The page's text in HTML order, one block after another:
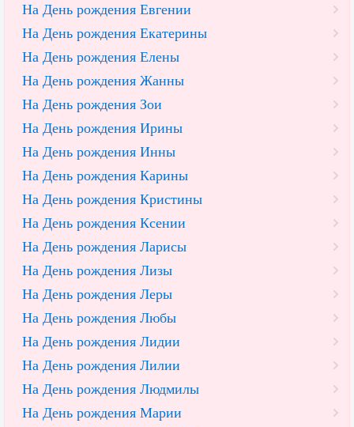
На День рождения Евгении
На День рождения Екатерины
На День рождения Елены
На День рождения Жанны
На День рождения Зои
На День рождения Ирины
На День рождения Инны
На День рождения Карины
На День рождения Кристины
На День рождения Ксении
На День рождения Ларисы
На День рождения Лизы
На День рождения Леры
На День рождения Любы
На День рождения Лидии
На День рождения Лилии
На День рождения Людмилы
На День рождения Марии